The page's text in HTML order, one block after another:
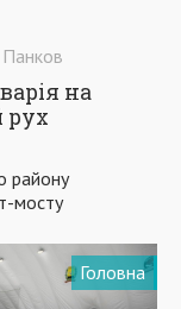
на
рух
району
мосту
Головна